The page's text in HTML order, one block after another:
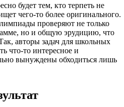
будет тем, кто терпеть не
чего-то более оригинального.
проверяют не только
но и общую эрудицию, что
авторы задач для школьных
что-то интересное и
вынуждены обходиться лишь